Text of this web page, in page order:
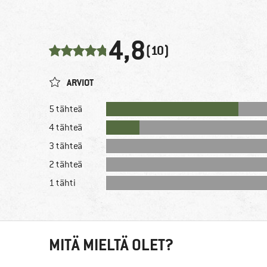
4,8(10)
ARVIOT
5 tähteä
4 tähteä
3 tähteä
2 tähteä
1 tähti
MITÄ MIELTÄ OLET?